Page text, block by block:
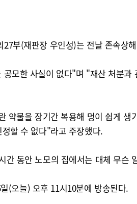
부(재판장 우인성)는 전날 존속상
모한 사실이 없다"며 "재산 처분
약물을 장기간 복용해 멍이 쉽게
할 수 없다"라고 주장했다.
동안 노모의 집에서는 대체 무슨
(오늘) 오후 11시10분에 방송된다.